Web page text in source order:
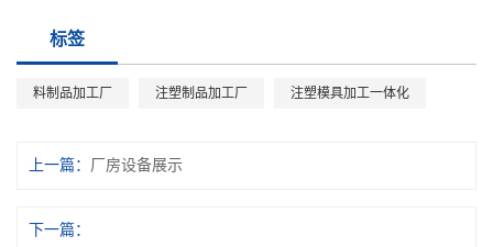
标签
料制品加工厂 注塑制品加工厂 注塑模具加工一体化
上一篇： 厂房设备展示
下一篇：